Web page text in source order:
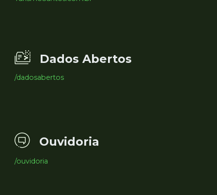
Dados Abertos
/dadosabertos
Ouvidoria
/ouvidoria